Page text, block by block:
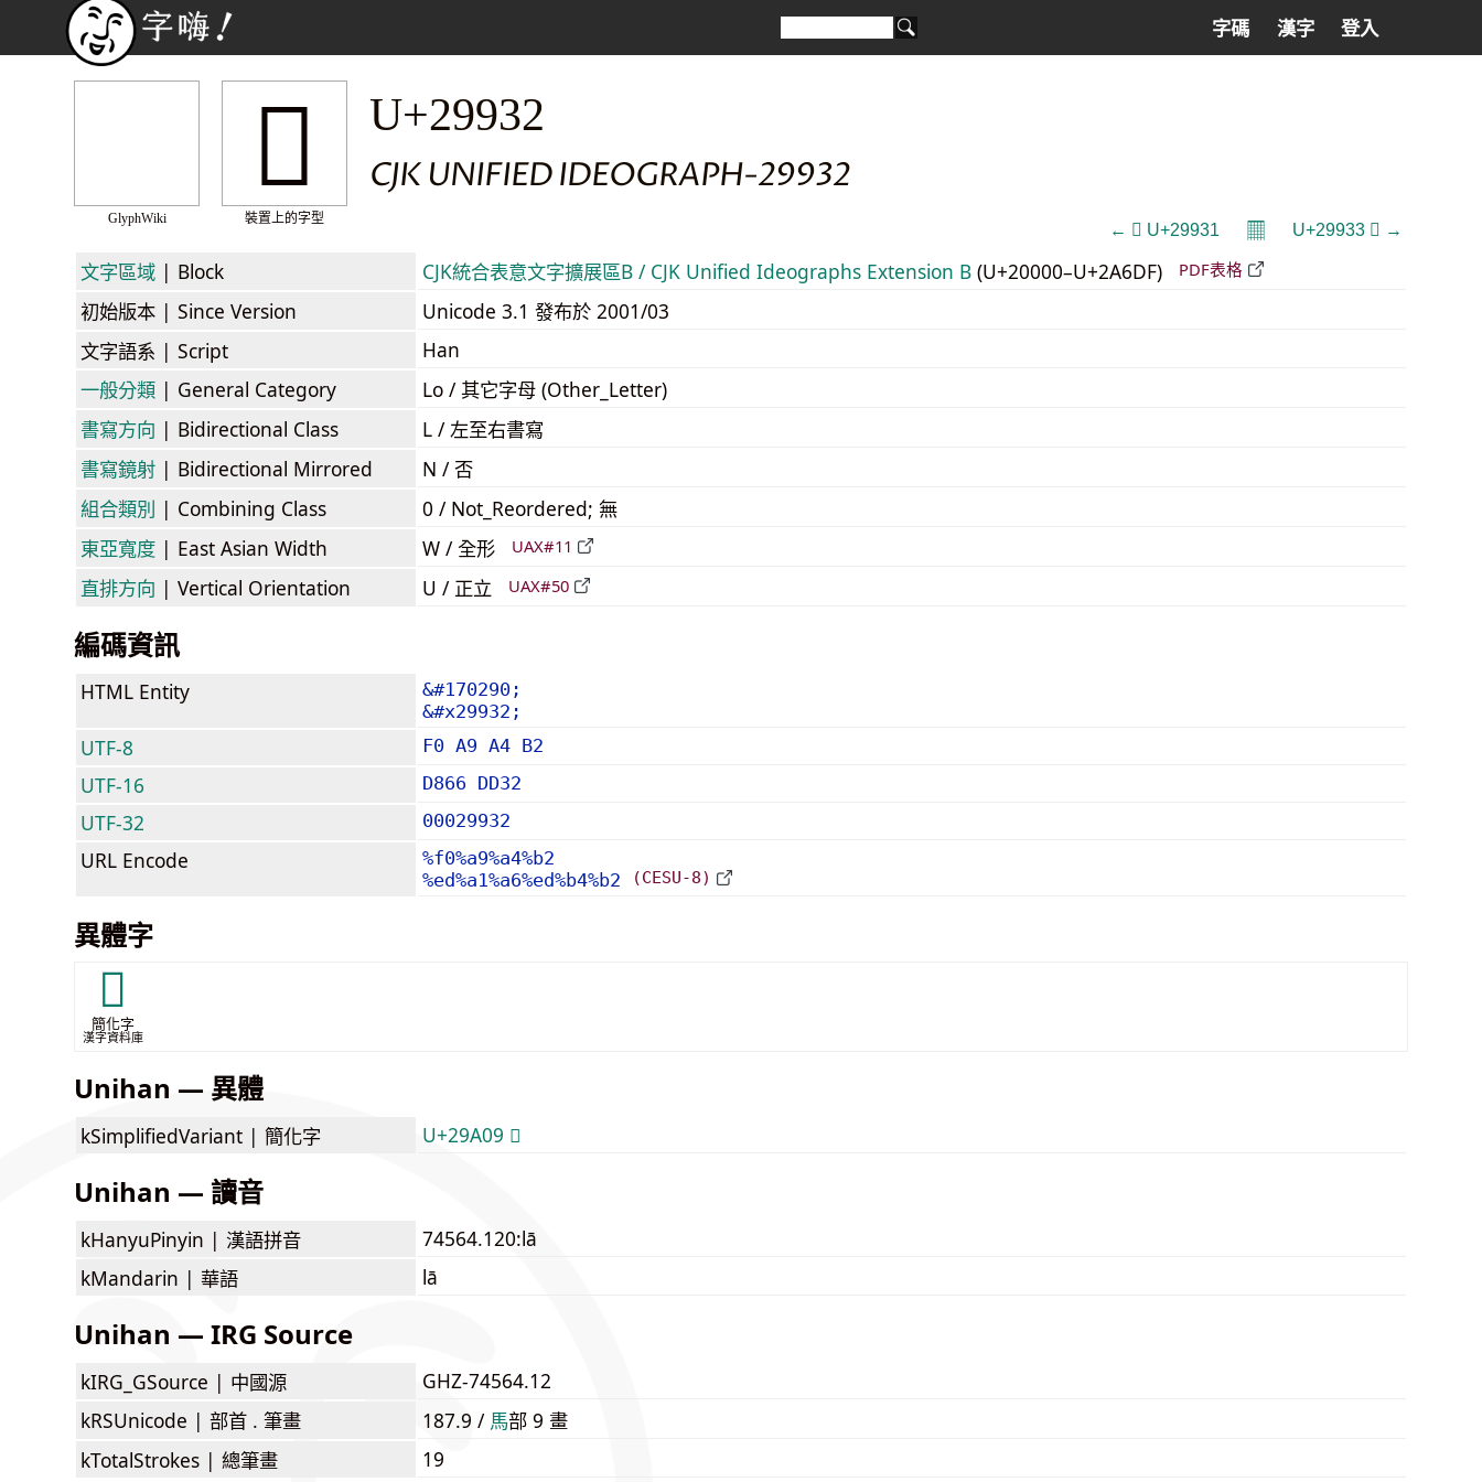
字碼 漢字 登入
GlyphWiki
𩤲
裝置上的字型
U+29932
CJK UNIFIED IDEOGRAPH-29932
← 𩤱 U+29931 𝄜 U+29933 𩤳 →
文字區域 | Block CJK統合表意文字擴展區B / CJK Unified Ideographs Extension B (U+20000–U+2A6DF) PDF表格
初始版本 | Since Version
Unicode 3.1 發布於 2001/03
文字語系 | Script
Han
一般分類 | General Category
Lo / 其它字母 (Other_Letter)
書寫方向 | Bidirectional Class
L / 左至右書寫
書寫鏡射 | Bidirectional Mirrored
N / 否
組合類別 | Combining Class
0 / Not_Reordered; 無
東亞寬度 | East Asian Width W / 全形 UAX#11
直排方向 | Vertical Orientation U / 正立 UAX#50
編碼資訊
HTML Entity
&#170290;
&#x29932;
UTF-8 F0 A9 A4 B2
UTF-16 D866 DD32
UTF-32 00029932
URL Encode
%f0%a9%a4%b2
%ed%a1%a6%ed%b4%b2
(CESU-8)
異體字
𩨉
簡化字
漢字資料庫
Unihan — 異體
kSimplifiedVariant | 簡化字 U+29A09 𩨉
Unihan — 讀音
kHanyuPinyin | 漢語拼音
74564.120:lā
kMandarin | 華語 lā
Unihan — IRG Source
kIRG_GSource | 中國源
GHZ-74564.12
kRSUnicode | 部首 . 筆畫 187.9 / ⾺部 9 畫
kTotalStrokes | 總筆畫 19